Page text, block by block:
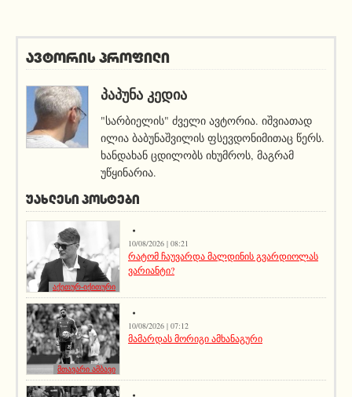
ავტორის პროფილი
ᲞᲐᲞᲣᲜᲐ ᲙᲔᲓᲘᲐ
"სარბიელის" ძველი ავტორია. იშვიათად
ილია ბაბუნაშვილის ფსევდონიმითაც წერს.
ხანდახან ცდილობს იხუმროს, მაგრამ
უწყინარია.
ᲣᲐᲮᲚᲔᲡᲘ ᲞᲝᲡᲢᲔᲑᲘ
აქეთურ-იქითური
10/08/2026 | 08:21
რატომ ჩაუვარდა მალდინის გვარდიოლას
ვარიანტი?
მთავარი ამბავი
10/08/2026 | 07:12
მამარდას მორიგი ამხანაგური